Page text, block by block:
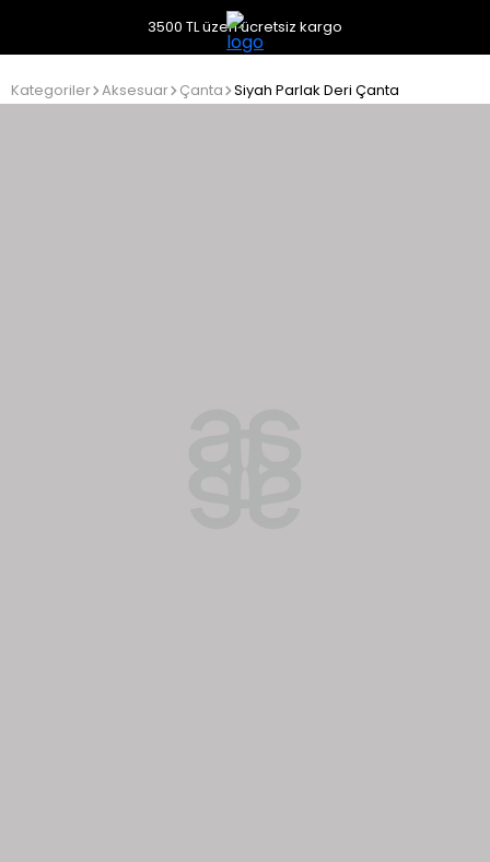
3500 TL üzeri ücretsiz kargo
Kategoriler Aksesuar Çanta Siyah Parlak Deri Çanta